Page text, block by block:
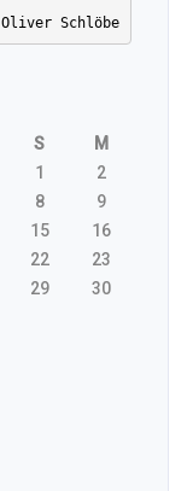
Oliver Schlöbe
S
M
1
2
8
9
15
16
22
23
29
30